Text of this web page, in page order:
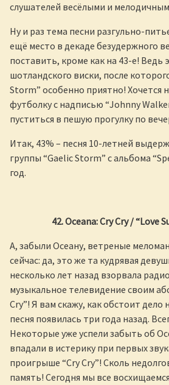
слушателей весёлыми и
Ну и раз тема песни разгульно-
ещё место в декаде безудержного
поставить, кроме как на 43-е! Ведь
шотландского виски, после
Storm” особенно приятно! Хочется
футболку с надписью “Johnny
пуститься в пешую прогулку по
Итак, 43% – песня 10-летней
группы “Gaelic Storm” с альбома
год.
42. Oceana: Cry Cry / “Love
А, забыли Осеану, ветреные
сейчас: да, это же та кудрявая
несколько лет назад взорвала
музыкальное телевидение своим
Cry”! Я вам скажу, как обстоит дело
песня появилась три года назад.
Некоторые уже успели забыть об
впадали в истерику при первых
проигрыше “Cry Cry”! Сколь
память! Сегодня мы все